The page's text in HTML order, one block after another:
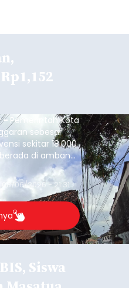
- Pemerintah Kota
sebesar
sekitar 18.000
di ambang
ini diambil
berada pada
agar tidak
08/06/2026 - 21:31
Siswa